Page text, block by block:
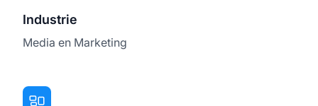
Industrie
Media en Marketing